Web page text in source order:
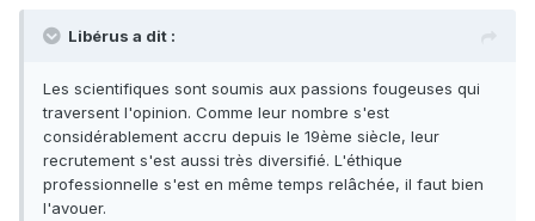
Libérus a dit :
Les scientifiques sont soumis aux passions fougeuses qui
traversent l'opinion. Comme leur nombre s'est
considérablement accru depuis le 19ème siècle, leur
recrutement s'est aussi très diversifié. L'éthique
professionnelle s'est en même temps relâchée, il faut bien
l'avouer.